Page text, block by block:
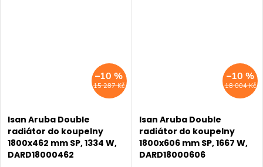
15 287 Kč
–10 %
Isan Aruba Double
radiátor do koupelny
1800x462 mm SP, 1334 W,
DARD18000462
18 004 Kč
–10 %
Isan Aruba Double
radiátor do koupelny
1800x606 mm SP, 1667 W,
DARD18000606